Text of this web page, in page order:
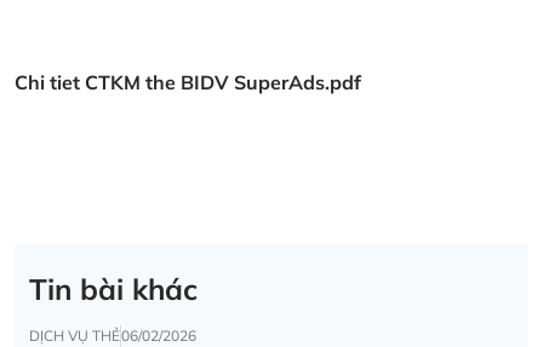
Chi tiet CTKM the BIDV SuperAds.pdf
Tin bài khác
DỊCH VỤ THẺ06/02/2026